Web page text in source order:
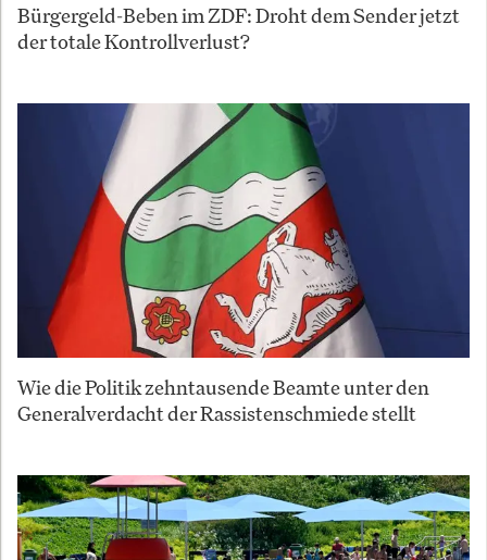
Bürgergeld-Beben im ZDF: Droht dem Sender jetzt
der totale Kontrollverlust?
Wie die Politik zehntausende Beamte unter den
Generalverdacht der Rassistenschmiede stellt